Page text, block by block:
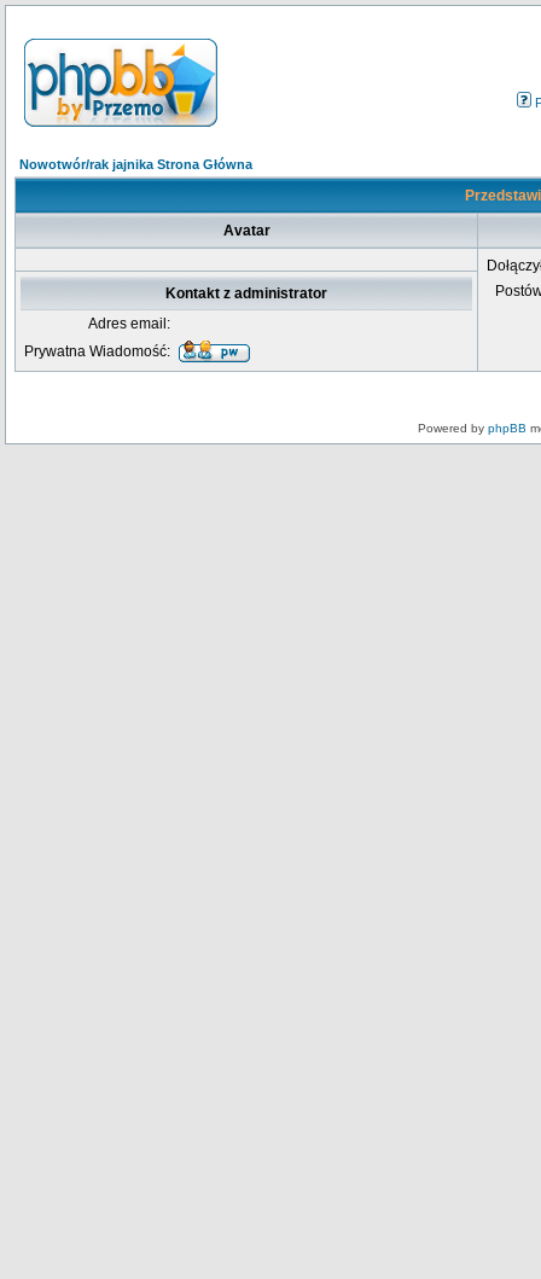
Nowotwór/rak jajnika Strona Główna
Avatar
Kontakt z administrator
Adres email:
Prywatna Wiadomość:
Powered by phpBB